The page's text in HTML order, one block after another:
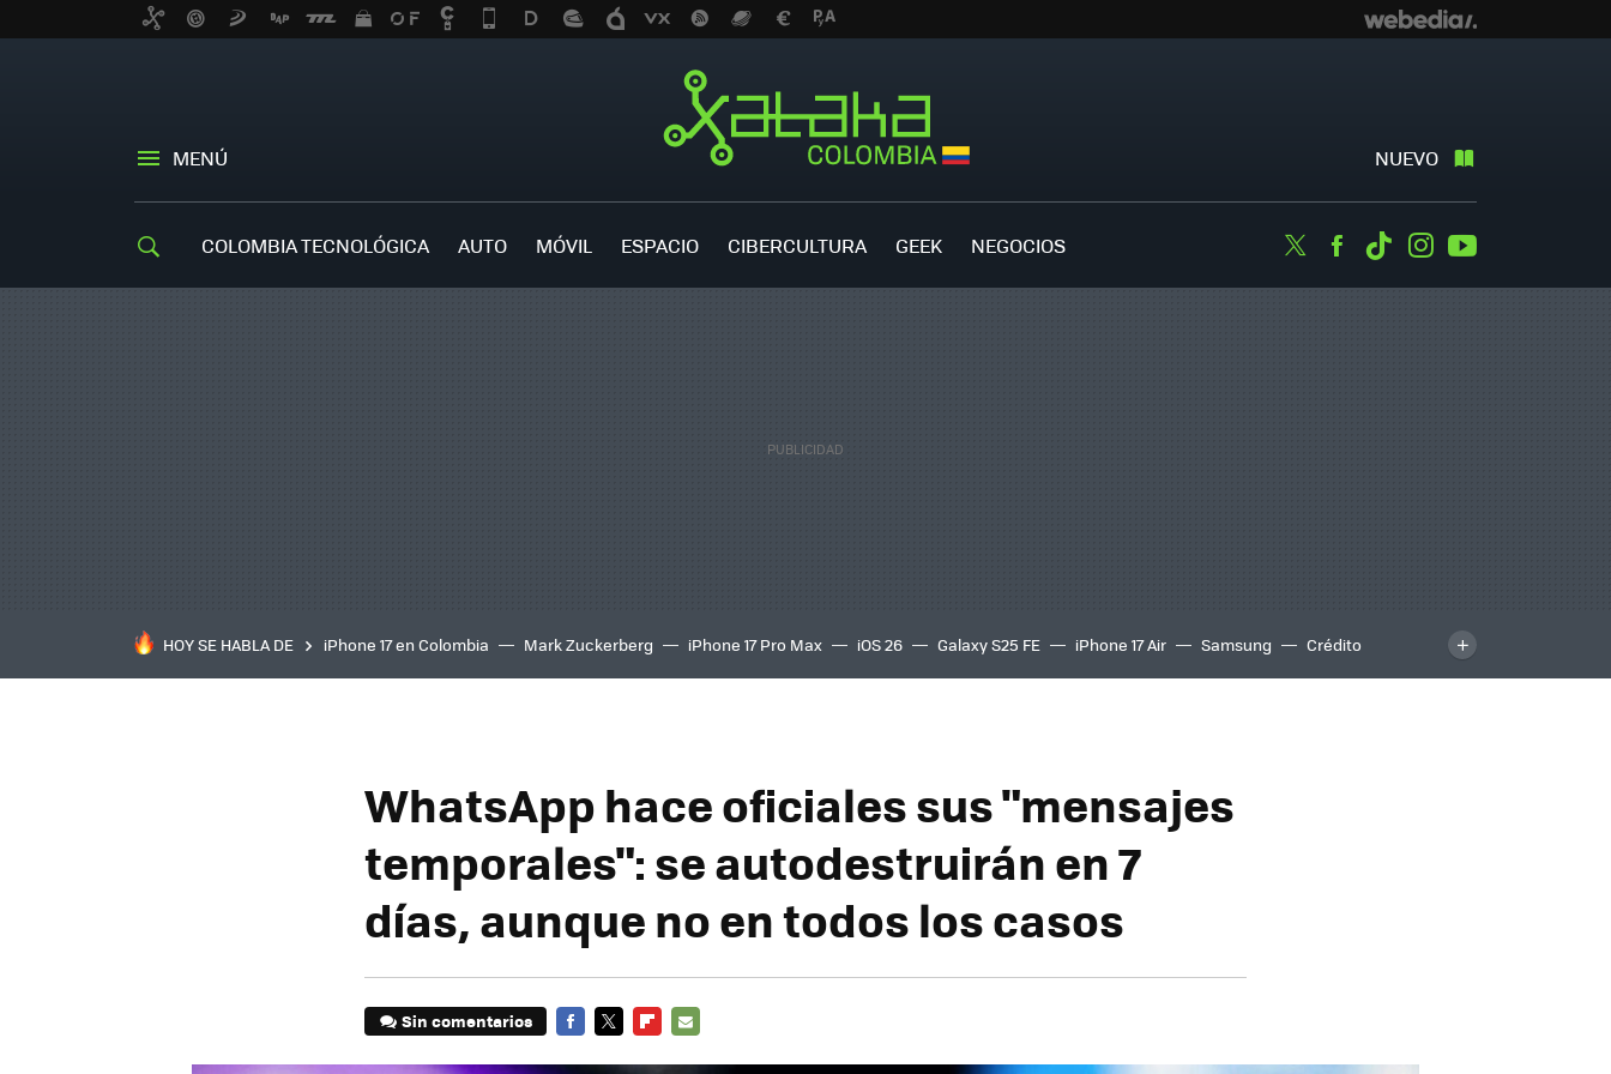
MENÚ NUEVO
COLOMBIA TECNOLÓGICA AUTO MÓVIL ESPACIO CIBERCULTURA GEEK NEGOCIOS TwitterFacebook
TiktokInstagram
HOY SE HABLA DE iPhone 17 en Colombia Mark Zuckerberg iPhone 17 Pro Max iOS 26 Galaxy S25 FE iPhone 17 Air Samsung
Crédito
inteligente
IA TCL C8K
WhatsApp hace oficiales sus "mensajes
temporales": se autodestruirán en 7
días, aunque no en todos los casos
Sin comentarios